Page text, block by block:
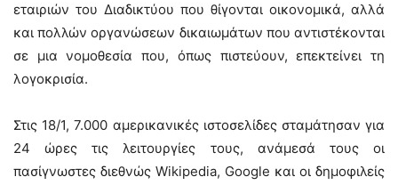
εταιριών του Διαδικτύου που θίγονται οικονομικά, αλλά
και πολλών οργανώσεων δικαιωμάτων που αντιστέκονται
σε μια νομοθεσία που, όπως πιστεύουν, επεκτείνει τη
λογοκρισία.
Στις 18/1, 7.000 αμερικανικές ιστοσελίδες σταμάτησαν για
24 ώρες τις λειτουργίες τους, ανάμεσά τους οι
πασίγνωστες διεθνώς Wikipedia, Google και οι δημοφιλείς